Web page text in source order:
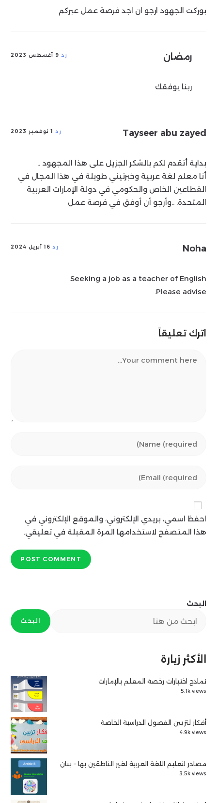
بوركت الجهود ارجو ان اجد فرصة عمل عبركم
رمضان رد 9 أغسطس 2023
ربنا يوفقك
Tayseer abu zayed رد 1 نوفمبر 2023
بداية أتقدم لكم بالشكر الجزيل على هذا المجهود ..
أنا معلم لغة عربية وخبرتيني طويلة في هذا المجال في
القطاعين الخاص والحكومي في دولة الإمارات العربية
المتحدة. ..وأرجو أن أوفق في فرصة عمل
Noha رد 16 أبريل 2024
Seeking a job as a teacher of English
Please advise.
اترك تعليقاً
your
comment
your
address
to
comment
احفظ اسمي، بريدي الإلكتروني، والموقع الإلكتروني في
هذا المتصفح لاستخدامها المرة المقبلة في تعليقي.
البحث
البحث
الأكثر زيارة
نماذج اختبارات رخصة المعلم بالإمارات
5.1k views
أفكار لتزيين الفصول الدراسية الخاصة
4.9k views
مصادر لتعليم اللغة العربية لغير الناطقين بها – بنان
3.5k views